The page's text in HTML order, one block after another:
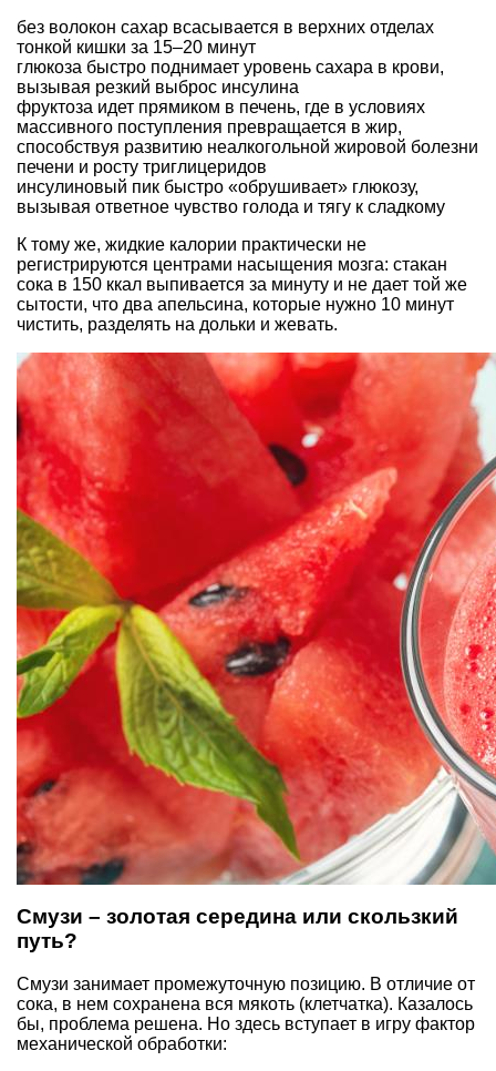
без волокон сахар всасывается в верхних отделах
тонкой кишки за 15–20 минут
глюкоза быстро поднимает уровень сахара в крови,
вызывая резкий выброс инсулина
фруктоза идет прямиком в печень, где в условиях
массивного поступления превращается в жир,
способствуя развитию неалкогольной жировой болезни
печени и росту триглицеридов
инсулиновый пик быстро «обрушивает» глюкозу,
вызывая ответное чувство голода и тягу к сладкому
К тому же, жидкие калории практически не
регистрируются центрами насыщения мозга: стакан
сока в 150 ккал выпивается за минуту и не дает той же
сытости, что два апельсина, которые нужно 10 минут
чистить, разделять на дольки и жевать.
Смузи – золотая середина или скользкий
путь?
Смузи занимает промежуточную позицию. В отличие от
сока, в нем сохранена вся мякоть (клетчатка). Казалось
бы, проблема решена. Но здесь вступает в игру фактор
механической обработки: